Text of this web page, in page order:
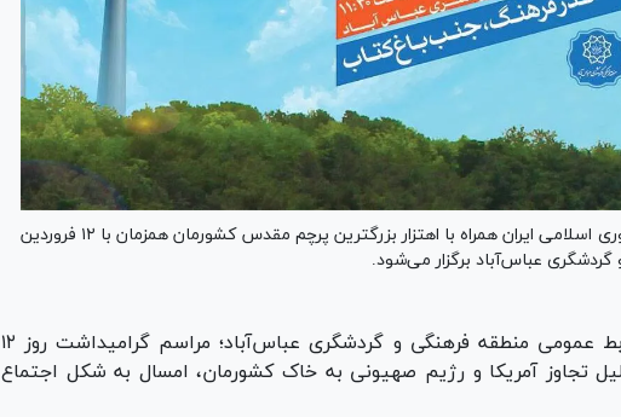
اجتماع مردمی بزرگداشت روز جمهوری اسلامی ایران همراه با اهتزار بزرگترین پرچم مقدس کشورمان همزمان با ۱۲ فروردین
عباس‌آباد برگزار می‌شود.
طبق اعلام روابط عمومی منطقه فرهنگی و گردشگری عباس‌آباد؛ مراسم گرامیداشت روز ۱۲
تجاوز آمریکا و رژیم صهیونی به خاک کشورمان، امسال به شکل اجتماع